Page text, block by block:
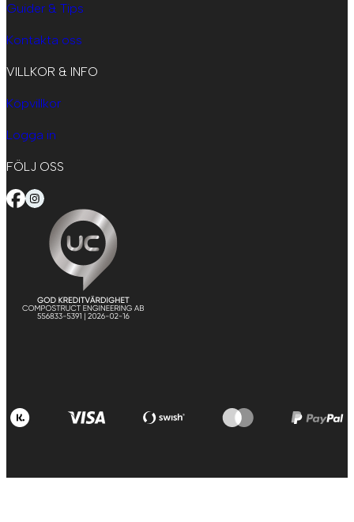
Guider & Tips
Kontakta oss
VILLKOR & INFO
Köpvillkor
Logga in
FÖLJ OSS